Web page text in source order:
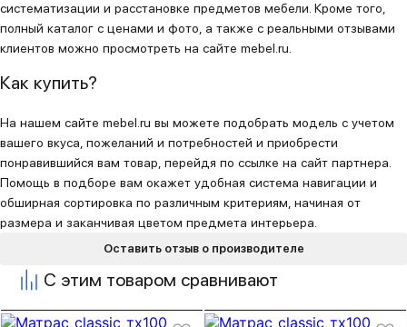
Оставить отзыв о производителе
систематизации и расстановке предметов мебели. Кроме того,
полный каталог с ценами и фото, а также с реальными отзывами
клиентов можно просмотреть на сайте mebel.ru.
Как купить?
На нашем сайте mebel.ru вы можете подобрать модель с учетом
вашего вкуса, пожеланий и потребностей и приобрести
понравившийся вам товар, перейдя по ссылке на сайт партнера.
Помощь в подборе вам окажет удобная система навигации и
обширная сортировка по различным критериям, начиная от
размера и заканчивая цветом предмета интерьера.
С этим товаром сравнивают